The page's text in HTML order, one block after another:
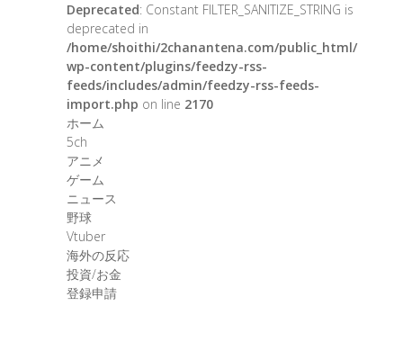
Deprecated: Constant FILTER_SANITIZE_STRING is
deprecated in
/home/shoithi/2chanantena.com/public_html/
wp-content/plugins/feedzy-rss-
feeds/includes/admin/feedzy-rss-feeds-
import.php on line 2170
ホーム
5ch
アニメ
ゲーム
ニュース
野球
Vtuber
海外の反応
投資/お金
登録申請